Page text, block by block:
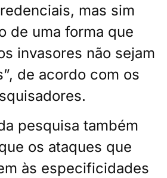
mas sim
de uma forma que
invasores não sejam
de acordo com os
pesquisa também
os ataques que
às especificidades